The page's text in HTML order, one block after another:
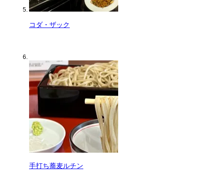
コダ・ザック
手打ち蕎麦ルチン